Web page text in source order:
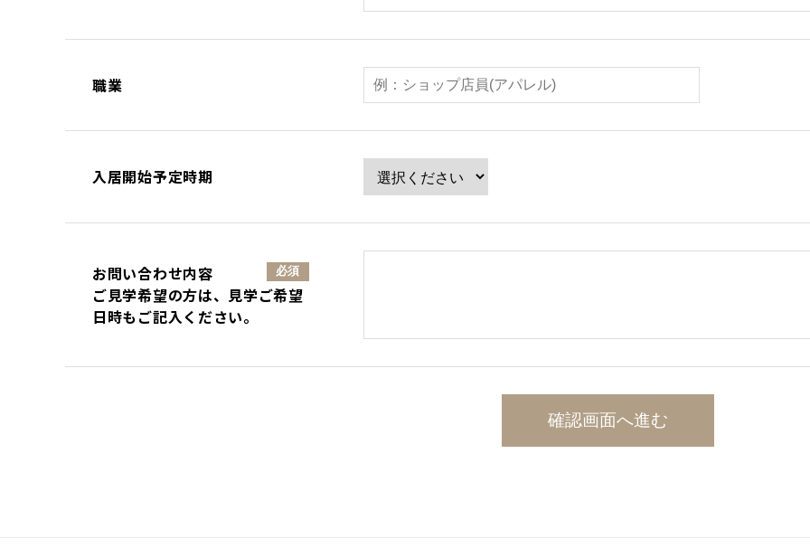
職業
入居開始予定時期
お問い合わせ内容 必須
ご見学希望の方は、見学ご希望
日時もご記入ください。